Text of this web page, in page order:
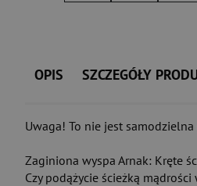
OPIS SZCZEGÓŁY
Uwaga! To nie jest
Zaginiona wyspa Arnak: Kręte
Czy podążycie ścieżką